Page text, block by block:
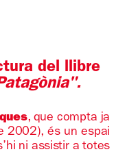
del llibre
, que compta ja
2002), és un espai
ni assistir a totes